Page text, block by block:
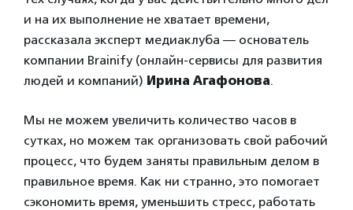
и на их выполнение не хватает времени,
рассказала эксперт медиаклуба — основатель
компании Brainify (онлайн-сервисы для развития
людей и компаний) Ирина Агафонова.
Мы не можем увеличить количество часов в
сутках, но можем так организовать свой рабочий
процесс, что будем заняты правильным делом в
правильное время. Как ни странно, это помогает
сэкономить время, уменьшить стресс, работать